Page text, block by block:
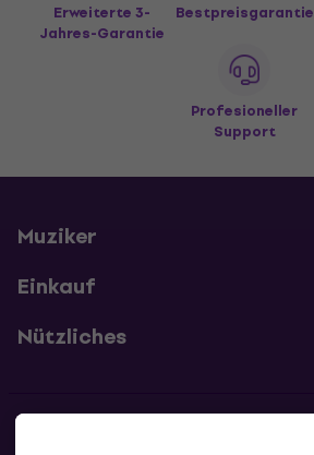
Erweiterte 3-
Jahres-Garantie
Bestpreisgarantie
Profesioneller
Support
Muziker
Einkauf
Nützliches